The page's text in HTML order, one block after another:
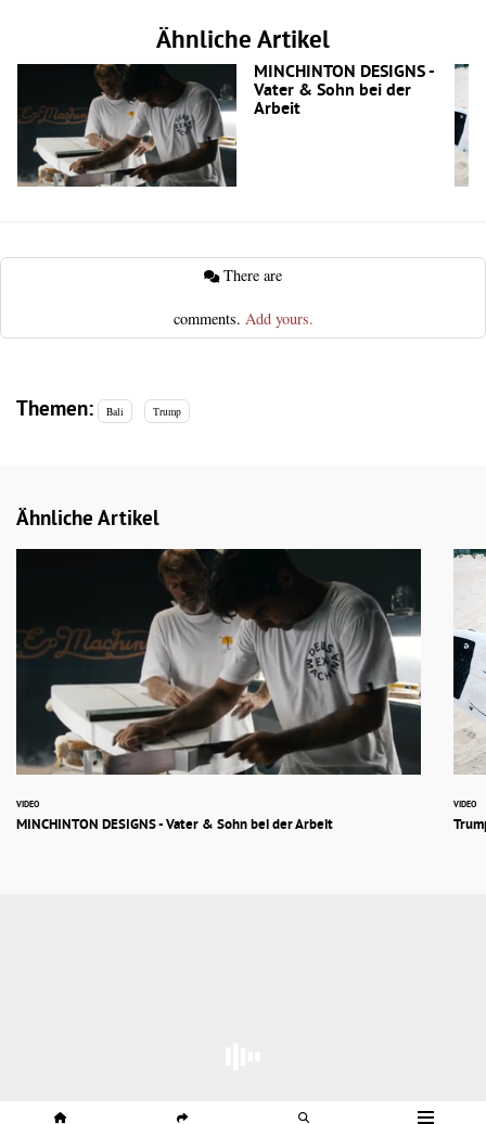
Ähnliche Artikel
MINCHINTON DESIGNS -
Vater & Sohn bei der
Arbeit
comments. Add yours.
Themen: Bali Trump
Ähnliche Artikel
VIDEO
MINCHINTON DESIGNS - Vater & Sohn bei der Arbeit
VIDEO